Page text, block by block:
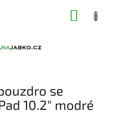
se
10.2" modré